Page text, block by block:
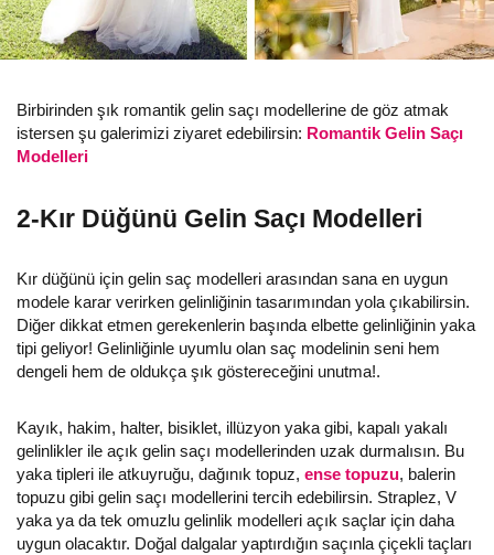
Birbirinden şık romantik gelin saçı modellerine de göz atmak
istersen şu galerimizi ziyaret edebilirsin: Romantik Gelin Saçı
Modelleri
2-Kır Düğünü Gelin Saçı Modelleri
Kır düğünü için gelin saç modelleri arasından sana en uygun
modele karar verirken gelinliğinin tasarımından yola çıkabilirsin.
Diğer dikkat etmen gerekenlerin başında elbette gelinliğinin yaka
tipi geliyor! Gelinliğinle uyumlu olan saç modelinin seni hem
dengeli hem de oldukça şık göstereceğini unutma!.
Kayık, hakim, halter, bisiklet, illüzyon yaka gibi, kapalı yakalı
gelinlikler ile açık gelin saçı modellerinden uzak durmalısın. Bu
yaka tipleri ile atkuyruğu, dağınık topuz, ense topuzu, balerin
topuzu gibi gelin saçı modellerini tercih edebilirsin. Straplez, V
yaka ya da tek omuzlu gelinlik modelleri açık saçlar için daha
uygun olacaktır. Doğal dalgalar yaptırdığın saçınla çiçekli taçları